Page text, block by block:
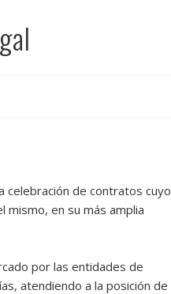
celebración de contratos cuyo
en su más amplia
por las entidades de
atendiendo a la posición de